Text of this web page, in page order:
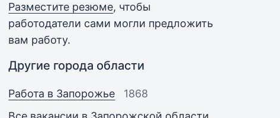
Разместите резюме, чтобы
работодатели сами могли предложить
вам работу.
Другие города области
Работа в Запорожье
1868